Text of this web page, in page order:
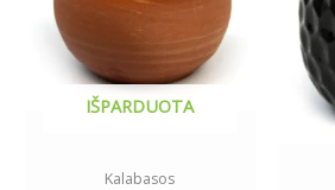
IŠPARDUOTA
Kalabasos